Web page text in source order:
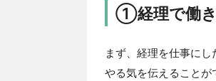
①経理で働き
まず、経理を仕事に
やる気を伝えることが